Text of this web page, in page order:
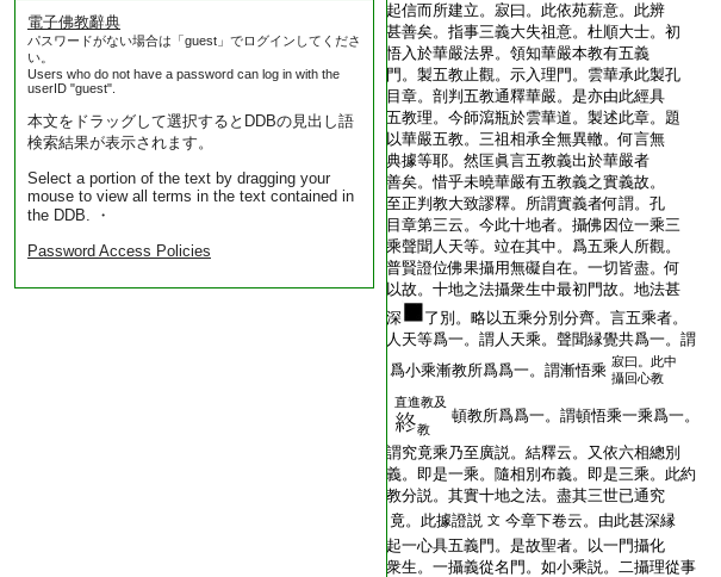
電子佛教辭典
パスワードがない場合は「guest」でログインしてくださ
い。
Users who do not have a password can log in with the
userID "guest".
本文をドラッグして選択するとDDBの見出し語
検索結果が表示されます。
Select a portion of the text by dragging your
mouse to view all terms in the text contained in
the DDB. ・
Password Access Policies
起信而所建立。寂曰。此依苑薪意。此辨
甚善矣。指事三義大失祖意。杜順大士。初
悟入於華嚴法界。領知華嚴本教有五義
門。製五教止觀。示入理門。雲華承此製孔
目章。剖判五教通釋華嚴。是亦由此經具
五教理。今師瀉瓶於雲華道。製述此章。題
以華嚴五教。三祖相承全無異轍。何言無
典據等耶。然匡眞言五教義出於華嚴者
善矣。惜乎未曉華嚴有五教義之實義故。
至正判教大致謬釋。所謂實義者何謂。孔
目章第三云。今此十地者。攝佛因位一乘三
乘聲聞人天等。竝在其中。爲五乘人所觀。
普賢證位佛果攝用無礙自在。一切皆盡。何
以故。十地之法攝衆生中最初門故。地法甚
深
了別。略以五乘分別分齊。言五乘者。
人天等爲一。謂人天乘。聲聞縁覺共爲一。謂
爲小乘漸教所爲爲一。謂漸悟乘 寂曰。此中
攝回心教
直進教及
教
頓教所爲爲一。謂頓悟乘一乘爲一。
謂究竟乘乃至廣説。結釋云。又依六相總別
義。即是一乘。隨相別布義。即是三乘。此約
教分説。其實十地之法。盡其三世已通究
竟。此據證説 文 今章下卷云。由此甚深縁
起一心具五義門。是故聖者。以一門攝化
衆生。一攝義從名門。如小乘説。二攝理從事